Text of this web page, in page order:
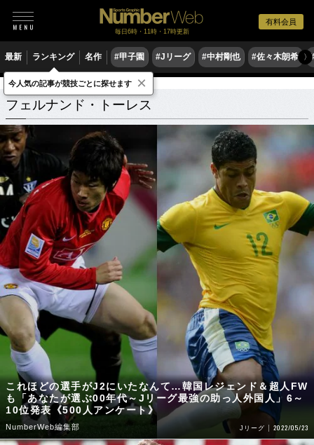
有料会員
毎日6時・11時・17時更新
最新 ランキング 名作 #甲子園 #Jリーグ #中村剛也 #佐々木朗希 〉
フェルナンド・トーレス 関連記事
フェルナンド・トーレス
これほどの選手がJ2にいたなんて…韓国レジェンド＆超人FW
も「あなたが選ぶ00年代～Jリーグ最強の助っ人外国人」6～
10位発表《500人アンケート》
NumberWeb編集部 Jリーグ 2022/05/23
今人気の記事が競技ごとに探せます ×